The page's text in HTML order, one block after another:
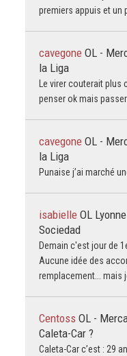
premiers appuis et un
cavegone OL -
la Liga
Le virer couterait
penser ok mais
cavegone OL -
la Liga
Punaise j’ai marché
isabielle OL
Sociedad
Demain c'est jour de
Aucune idée des
remplacement... mais
Centoss OL -
Caleta-Car ?
Caleta-Car c’est : 29